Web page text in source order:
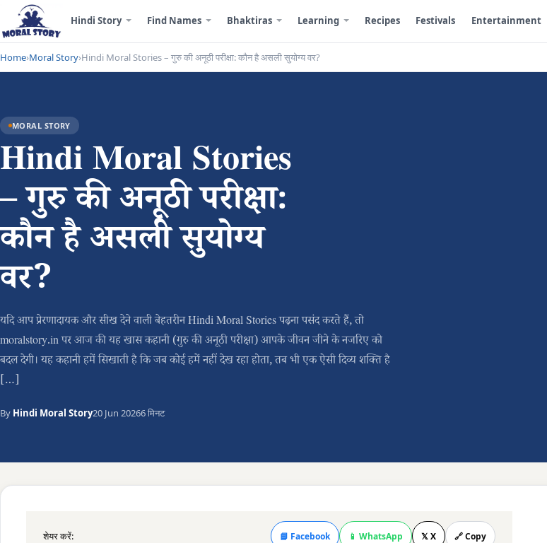
Hindi Story Find Names Bhaktiras Learning Recipes Festivals Entertainment
Home›Moral Story›Hindi Moral Stories – गुरु की अनूठी परीक्षा: कौन है असली सुयोग्य वर?
MORAL STORY
Hindi Moral Stories
– गुरु की अनूठी परीक्षा:
कौन है असली सुयोग्य
वर?
यदि आप प्रेरणादायक और सीख देने वाली बेहतरीन Hindi Moral Stories पढ़ना पसंद करते हैं, तो
moralstory.in पर आज की यह खास कहानी (गुरु की अनूठी परीक्षा) आपके जीवन जीने के नजरिए को
बदल देगी। यह कहानी हमें सिखाती है कि जब कोई हमें नहीं देख रहा होता, तब भी एक ऐसी दिव्य शक्ति है
[…]
By Hindi Moral Story20 Jun 20266 मिनट
शेयर करें: 📘 Facebook 📱 WhatsApp 𝕏 X 🔗 Copy